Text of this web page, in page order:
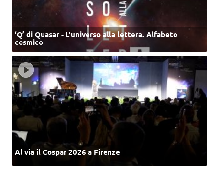
‘Q’ di Quasar - L'universo alla lettera. Alfabeto
cosmico
Al via il Cospar 2026 a Firenze